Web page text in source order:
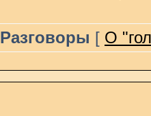
Разговоры [ О